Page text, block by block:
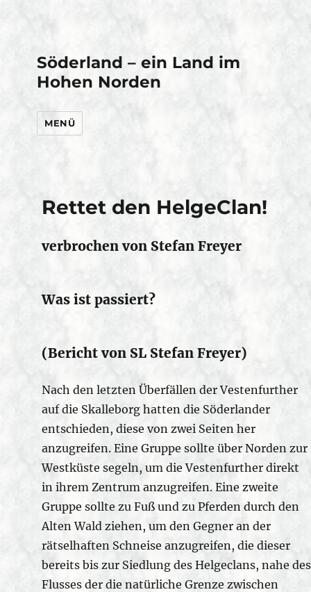
Söderland – ein Land im
Hohen Norden
MENÜ
Rettet den HelgeClan!
verbrochen von Stefan Freyer
Was ist passiert?
(Bericht von SL Stefan Freyer)
Nach den letzten Überfällen der Vestenfurther
auf die Skalleborg hatten die Söderlander
entschieden, diese von zwei Seiten her
anzugreifen. Eine Gruppe sollte über Norden zur
Westküste segeln, um die Vestenfurther direkt
in ihrem Zentrum anzugreifen. Eine zweite
Gruppe sollte zu Fuß und zu Pferden durch den
Alten Wald ziehen, um den Gegner an der
rätselhaften Schneise anzugreifen, die dieser
bereits bis zur Siedlung des Helgeclans, nahe des
Flusses der die natürliche Grenze zwischen